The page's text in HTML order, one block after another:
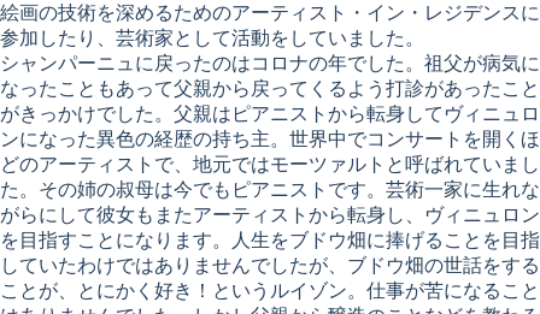
絵画の技術を深めるためのアーティスト・イン・レジデンスに
参加したり、芸術家として活動をしていました。
シャンパーニュに戻ったのはコロナの年でした。祖父が病気に
なったこともあって父親から戻ってくるよう打診があったこと
がきっかけでした。父親はピアニストから転身してヴィニュロ
ンになった異色の経歴の持ち主。世界中でコンサートを開くほ
どのアーティストで、地元ではモーツァルトと呼ばれていまし
た。その姉の叔母は今でもピアニストです。芸術一家に生れな
がらにして彼女もまたアーティストから転身し、ヴィニュロン
を目指すことになります。人生をブドウ畑に捧げることを目指
していたわけではありませんでしたが、ブドウ畑の世話をする
ことが、とにかく好き！というルイゾン。仕事が苦になること